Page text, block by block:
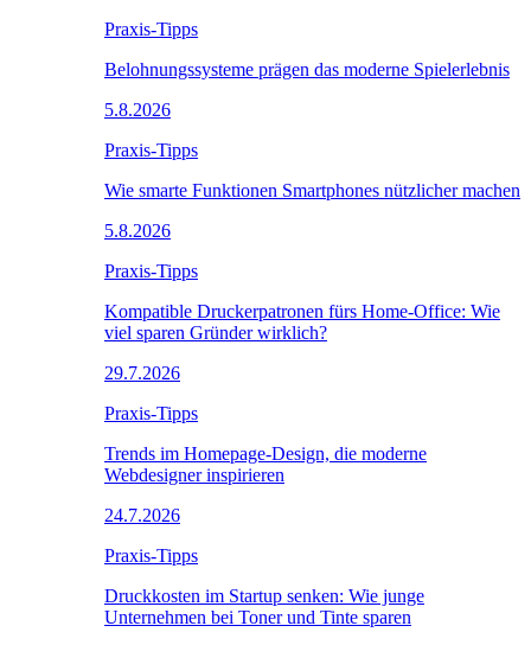
Praxis-Tipps
Belohnungssysteme prägen das moderne Spielerlebnis
5.8.2026
Praxis-Tipps
Wie smarte Funktionen Smartphones nützlicher machen
5.8.2026
Praxis-Tipps
Kompatible Druckerpatronen fürs Home-Office: Wie
viel sparen Gründer wirklich?
29.7.2026
Praxis-Tipps
Trends im Homepage-Design, die moderne
Webdesigner inspirieren
24.7.2026
Praxis-Tipps
Druckkosten im Startup senken: Wie junge
Unternehmen bei Toner und Tinte sparen